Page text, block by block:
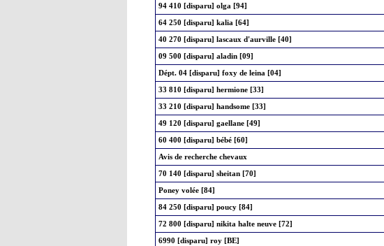
94 410 [disparu] olga [94]
64 250 [disparu] kalia [64]
40 270 [disparu] lascaux d'aurville [40]
09 500 [disparu] aladin [09]
Dépt. 04 [disparu] foxy de leina [04]
33 810 [disparu] hermione [33]
33 210 [disparu] handsome [33]
49 120 [disparu] gaellane [49]
60 400 [disparu] bébé [60]
Avis de recherche chevaux
70 140 [disparu] sheitan [70]
Poney volée [84]
84 250 [disparu] poucy [84]
72 800 [disparu] nikita halte neuve [72]
6990 [disparu] roy [BE]